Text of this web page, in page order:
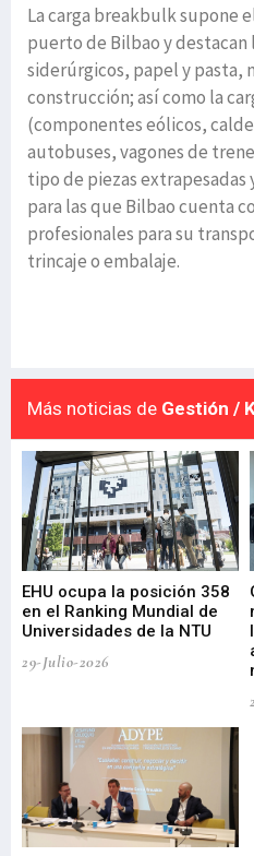
La carga breakbulk supone
puerto de Bilbao y
siderúrgicos, papel y pasta,
construcción; así como la
(componentes eólicos,
autobuses, vagones de
tipo de piezas
para las que Bilbao cuenta
profesionales para su
trincaje o embalaje.
Más noticias de Gestión /
EHU ocupa la posición 358
en el Ranking Mundial de
Universidades de la NTU
29-Julio-2026